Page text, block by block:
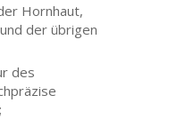
Hornhaut,
der übrigen
des